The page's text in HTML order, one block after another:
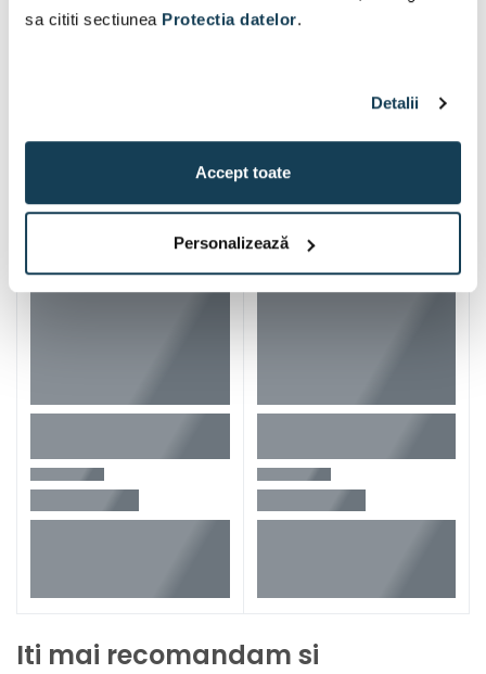
sa cititi sectiunea Protectia datelor.
Detalii
Accept toate
Personalizează
Alti clienti au vizitat si
Iti mai recomandam si